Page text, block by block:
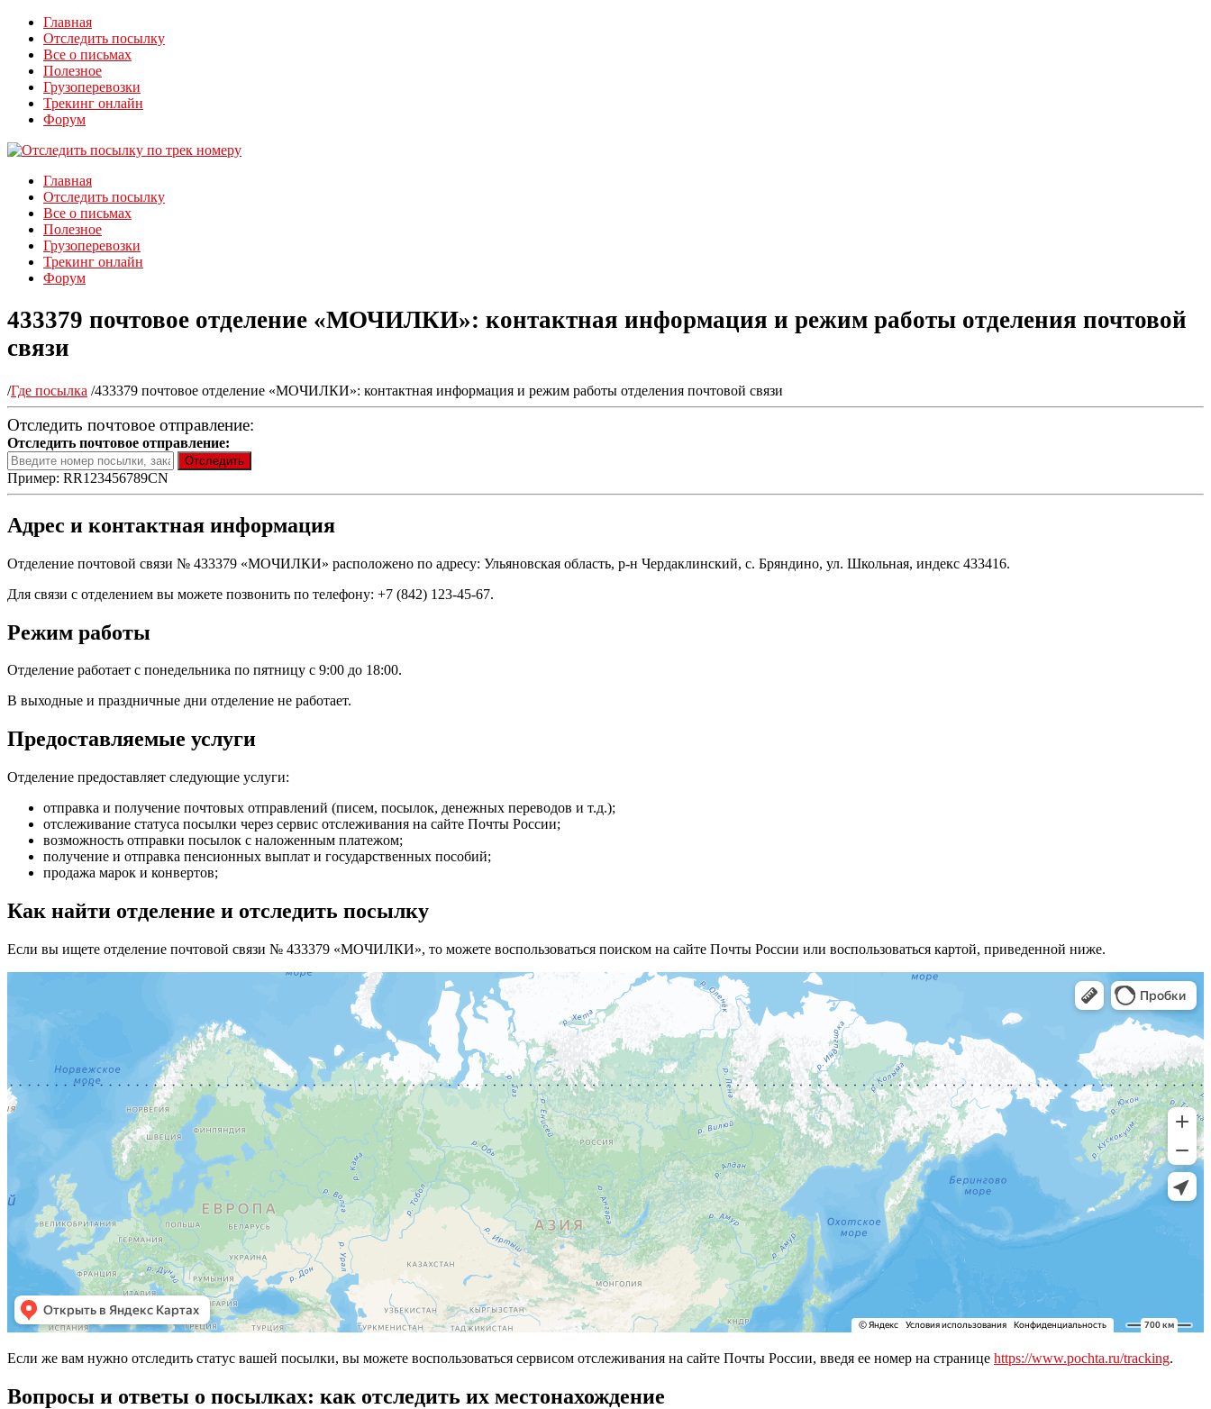
Главная
Отследить посылку
Все о письмах
Полезное
Грузоперевозки
Трекинг онлайн
Форум
Главная
Отследить посылку
Все о письмах
Полезное
Грузоперевозки
Трекинг онлайн
Форум
433379 почтовое отделение «МОЧИЛКИ»: контактная информация и режим работы отделения почтовой
связи
/Где посылка /433379 почтовое отделение «МОЧИЛКИ»: контактная информация и режим работы отделения почтовой связи
Отследить почтовое отправление:
Отследить почтовое отправление:
Пример: RR123456789CN
Адрес и контактная информация
Отделение почтовой связи № 433379 «МОЧИЛКИ» расположено по адресу: Ульяновская область, р-н Чердаклинский, с. Бряндино, ул. Школьная, индекс 433416.
Для связи с отделением вы можете позвонить по телефону: +7 (842) 123-45-67.
Режим работы
Отделение работает с понедельника по пятницу с 9:00 до 18:00.
В выходные и праздничные дни отделение не работает.
Предоставляемые услуги
Отделение предоставляет следующие услуги:
отправка и получение почтовых отправлений (писем, посылок, денежных переводов и т.д.);
отслеживание статуса посылки через сервис отслеживания на сайте Почты России;
возможность отправки посылок с наложенным платежом;
получение и отправка пенсионных выплат и государственных пособий;
продажа марок и конвертов;
Как найти отделение и отследить посылку
Если вы ищете отделение почтовой связи № 433379 «МОЧИЛКИ», то можете воспользоваться поиском на сайте Почты России или воспользоваться картой, приведенной ниже.
Если же вам нужно отследить статус вашей посылки, вы можете воспользоваться сервисом отслеживания на сайте Почты России, введя ее номер на странице https://www.pochta.ru/tracking.
Вопросы и ответы о посылках: как отследить их местонахождение